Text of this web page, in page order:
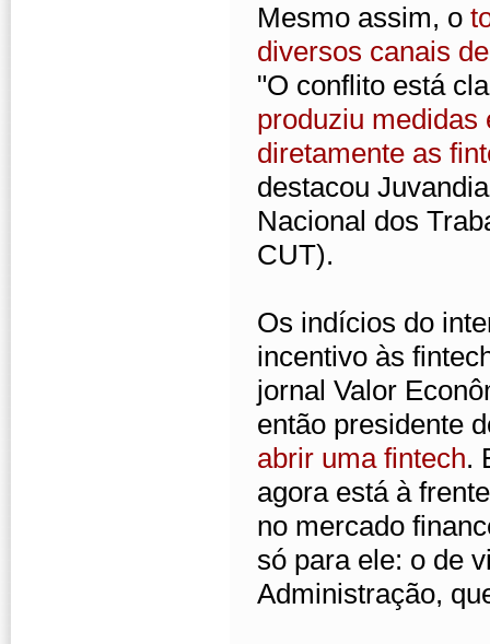
Mesmo assim, o
diversos canais
"O conflito está
produziu medidas
diretamente as
destacou
Nacional dos
CUT).
Os indícios do
incentivo às
jornal Valor
então presidente
abrir uma fintech.
agora está à
no mercado
só para ele: o de
Administração,